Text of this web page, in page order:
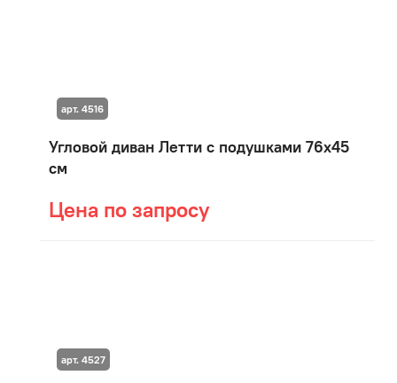
Угловой диван Летти с подушками 76х45
см
Цена по запросу
арт. 4516
арт. 4527